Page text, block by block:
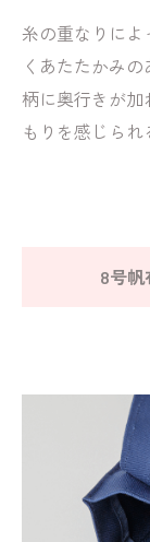
糸の重なりによ
くあたたかみの
柄に奥行きが加
もりを感じられ
8号帆